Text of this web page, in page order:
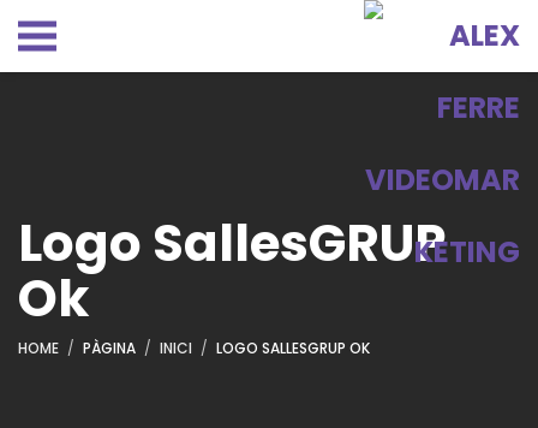
Logo SallesGRUP
Ok
HOME PÀGINA INICI LOGO SALLESGRUP OK